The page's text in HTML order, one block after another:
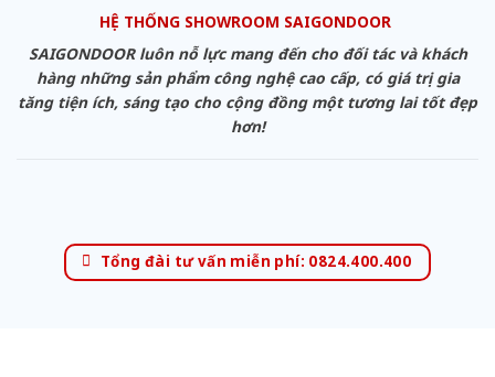
HỆ THỐNG SHOWROOM SAIGONDOOR
SAIGONDOOR luôn nỗ lực mang đến cho đối tác và khách
hàng những sản phẩm công nghệ cao cấp, có giá trị gia
tăng tiện ích, sáng tạo cho cộng đồng một tương lai tốt đẹp
hơn!
Tổng đài tư vấn miễn phí: 0824.400.400